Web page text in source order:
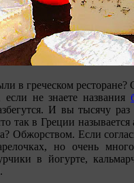
в греческом
не знаете названия
И вы тысячу
так в Греции
Обжорством. Если
но очень
в йогурте,